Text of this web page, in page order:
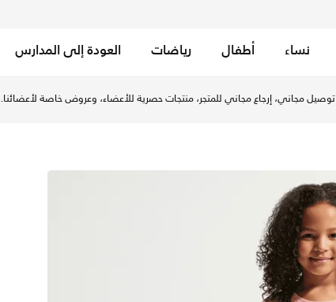
نساء أطفال رياضات العودة إلى المدارس
توصيل مجاني، إرجاع مجاني للمتجر، منتجات حصرية للأعضاء، وعروض خاصة لأعضائنا.